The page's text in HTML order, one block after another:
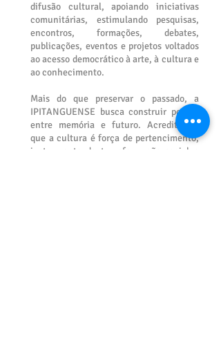
difusão cultural, apoiando iniciativas
comunitárias, estimulando pesquisas,
encontros, formações, debates,
publicações, eventos e projetos voltados
ao acesso democrático à arte, à cultura e
ao conhecimento.
Mais do que preservar o passado, a
IPITANGUENSE busca construir pontes
entre memória e futuro. Acreditamos
que a cultura é força de pertencimento,
instrumento de transformação social e